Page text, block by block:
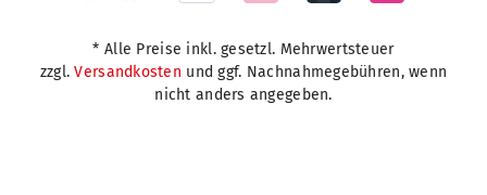
* Alle Preise inkl. gesetzl. Mehrwertsteuer
zzgl.Versandkosten und ggf. Nachnahmegebühren, wenn
nicht anders angegeben.